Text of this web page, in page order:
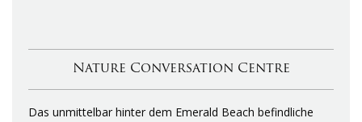
Nature Conversation Centre
Das unmittelbar hinter dem Emerald Beach befindliche